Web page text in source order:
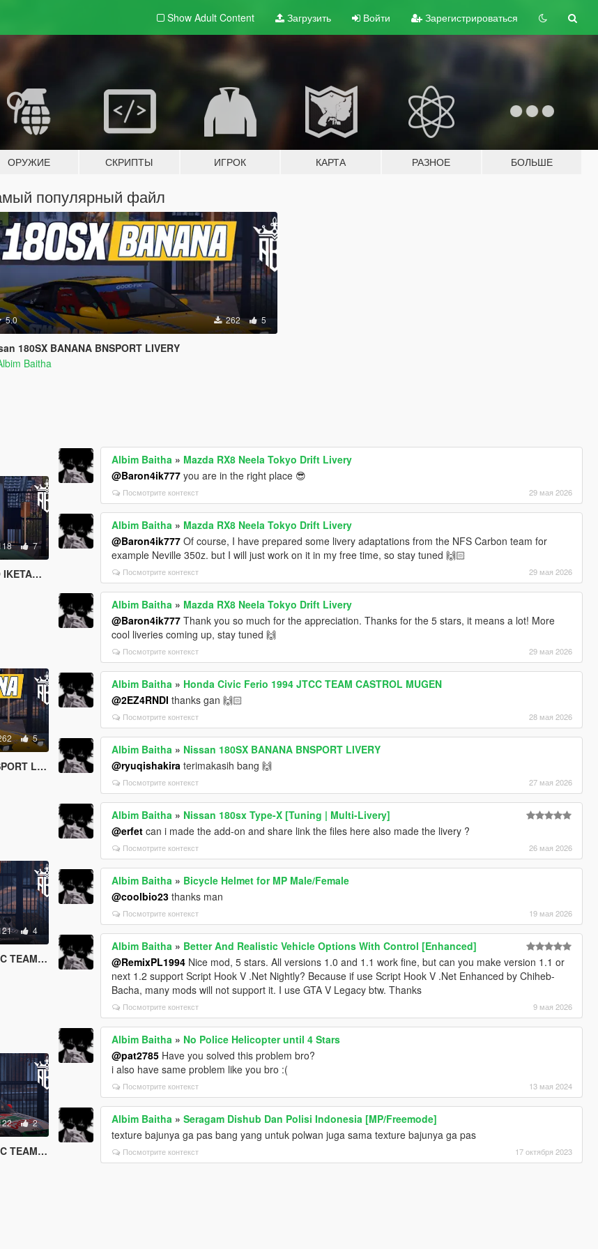
Show Adult Content Загрузить Войти Зарегистрироваться
ОРУЖИЕ СКРИПТЫ ИГРОК КАРТА РАЗНОЕ БОЛЬШЕ
популярный файл
5.0 262 5
180SX BANANA BNSPORT LIVERY
Baitha
7
D Livery
5
LIVERY
4
ADVAN
2
MUGEN
Albim Baitha » Mazda RX8 Neela Tokyo Drift Livery
@Baron4ik777 you are in the right place 😎
Посмотрите контекст 29 мая 2026
Albim Baitha » Mazda RX8 Neela Tokyo Drift Livery
@Baron4ik777 Of course, I have prepared some livery adaptations from the NFS Carbon team for
example Neville 350z. but I will just work on it in my free time, so stay tuned 🙌🏻
Посмотрите контекст 29 мая 2026
Albim Baitha » Mazda RX8 Neela Tokyo Drift Livery
@Baron4ik777 Thank you so much for the appreciation. Thanks for the 5 stars, it means a lot! More
cool liveries coming up, stay tuned 🙌
Посмотрите контекст 29 мая 2026
Albim Baitha » Honda Civic Ferio 1994 JTCC TEAM CASTROL MUGEN
@2EZ4RNDI thanks gan 🙌🏻
Посмотрите контекст 28 мая 2026
Albim Baitha » Nissan 180SX BANANA BNSPORT LIVERY
@ryuqishakira terimakasih bang 🙌
Посмотрите контекст 27 мая 2026
Albim Baitha » Nissan 180sx Type-X [Tuning | Multi-Livery]
@erfet can i made the add-on and share link the files here also made the livery ?
Посмотрите контекст 26 мая 2026
Albim Baitha » Bicycle Helmet for MP Male/Female
@coolbio23 thanks man
Посмотрите контекст 19 мая 2026
Albim Baitha » Better And Realistic Vehicle Options With Control [Enhanced]
@RemixPL1994 Nice mod, 5 stars. All versions 1.0 and 1.1 work fine, but can you make version 1.1 or
next 1.2 support Script Hook V .Net Nightly? Because if use Script Hook V .Net Enhanced by Chiheb-
Bacha, many mods will not support it. I use GTA V Legacy btw. Thanks
Посмотрите контекст 9 мая 2026
Albim Baitha » No Police Helicopter until 4 Stars
@pat2785 Have you solved this problem bro?
i also have same problem like you bro :(
Посмотрите контекст 13 мая 2024
Albim Baitha »Seragam Dishub Dan Polisi Indonesia [MP/Freemode]
texture bajunya ga pas bang yang untuk polwan juga sama texture bajunya ga pas
Посмотрите контекст 17 октября 2023